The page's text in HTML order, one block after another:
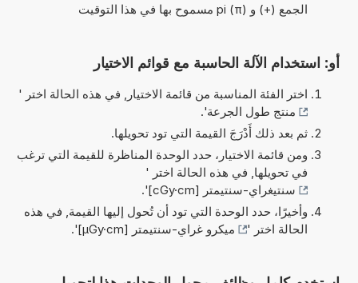
الجمع (+) و pi (π) مسموح بها في هذا التوقيت
أو: استخدام الآلة الحاسبة مع قوائم الاختيار
اختر الفئة المناسبة من قائمة الاختيار, في هذه الحالة اختر '
منتج طول الجرعة'.
ثم بعد ذلك أَدْرَجَ القيمة التي تود تحويلها.
ومن قائمة الاختيار، حدد الوحدة المناظرة للقيمة التي ترغب
في تحويلها, في هذه الحالة اختر '
سنتيغراي-سنتيمتر [cGy·cm]
'.
وأخيرًا، حدد الوحدة التي تود أن تُحول إليها القيمة, في هذه
الحالة اختر '
ميكرو غراي-سنتيمتر [µGy·cm] '.